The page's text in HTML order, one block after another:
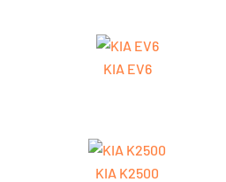
KIA EV6
KIA K2500